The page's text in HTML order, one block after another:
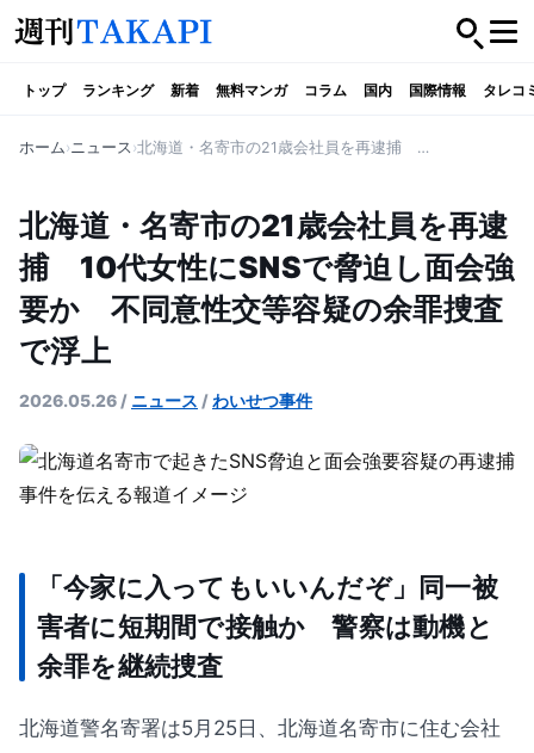
トップ ランキング 新着 無料マンガ コラム 国内 国際情報 タレコ
ホーム ニュース 北海道・名寄市の21歳会社員を再逮捕 10代女性にSNSで脅迫し面会強要か 不同意性交等容疑の余罪捜査で浮上
北海道・名寄市の21歳会社員を再逮
捕 10代女性にSNSで脅迫し面会強
要か 不同意性交等容疑の余罪捜査
で浮上
2026.05.26 / ニュース /わいせつ事件
「今家に入ってもいいんだぞ」同一被
害者に短期間で接触か 警察は動機と
余罪を継続捜査
北海道警名寄署は5月25日、北海道名寄市に住む会社